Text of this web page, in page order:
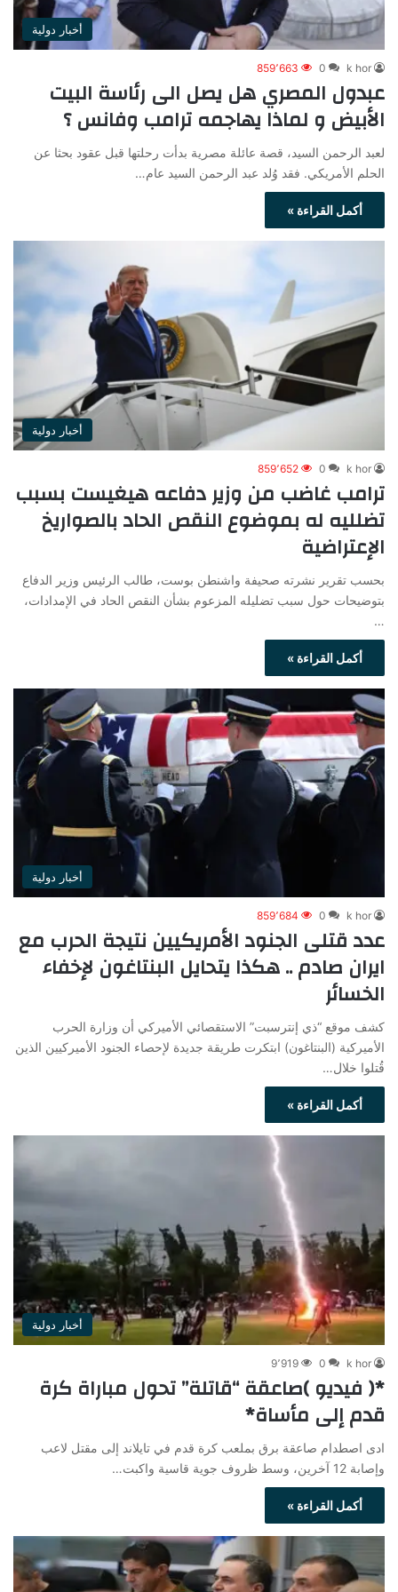
أخبار دولية
k hor
0 859٬663
عبدول المصري هل يصل الى رئاسة البيت
الأبيض و لماذا يهاجمه ترامب وفانس ؟
لعبد الرحمن السيد، قصة عائلة مصرية بدأت رحلتها قبل عقود بحثا عن
الحلم الأمريكي. فقد وُلد عبد الرحمن السيد عام…
أكمل القراءة »
أخبار دولية
k hor
0 859٬652
ترامب غاضب من وزير دفاعه هيغيست بسبب
تضلليه له بموضوع النقص الحاد بالصواريخ
الإعتراضية
بحسب تقرير نشرته صحيفة واشنطن بوست، طالب الرئيس وزير الدفاع
بتوضيحات حول سبب تضليله المزعوم بشأن النقص الحاد في الإمدادات،
…
أكمل القراءة »
أخبار دولية
k hor
0 859٬684
عدد قتلى الجنود الأمريكيين نتيجة الحرب مع
ايران صادم .. هكذا يتحايل البنتاغون لإخفاء
الخسائر
كشف موقع “ذي إنترسبت” الاستقصائي الأميركي أن وزارة الحرب
الأميركية (البنتاغون) ابتكرت طريقة جديدة لإحصاء الجنود الأميركيين الذين
قُتلوا خلال…
أكمل القراءة »
أخبار دولية
k hor
0 9٬919
*( فيديو )صاعقة “قاتلة” تحول مباراة كرة
قدم إلى مأساة*
ادى اصطدام صاعقة برق بملعب كرة قدم في تايلاند إلى مقتل لاعب
وإصابة 12 آخرين، وسط ظروف جوية قاسية واكبت…
أكمل القراءة »